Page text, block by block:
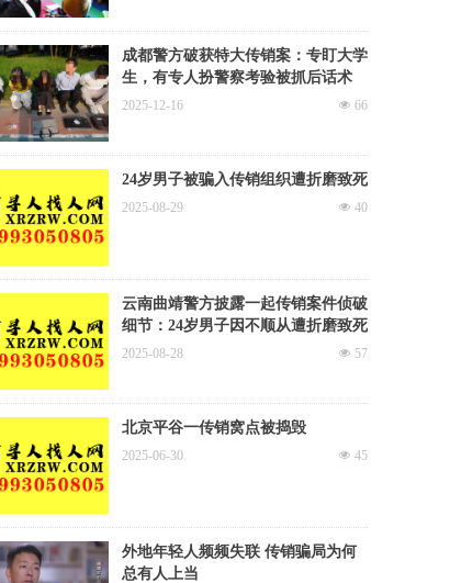
成都警方破获特大传销案：专盯大学
生，有专人扮警察考验被抓后话术
넶 66
2025-12-16
24岁男子被骗入传销组织遭折磨致死
넶 40
2025-08-29
云南曲靖警方披露一起传销案件侦破
细节：24岁男子因不顺从遭折磨致死
넶 57
2025-08-28
北京平谷一传销窝点被捣毁
넶 45
2025-06-30
外地年轻人频频失联 传销骗局为何
总有人上当